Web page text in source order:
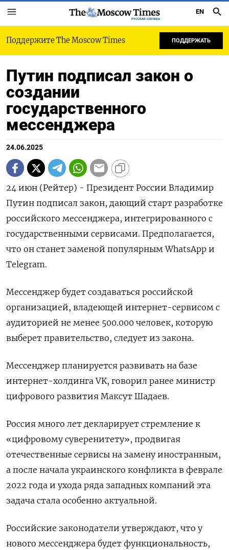
РУССКАЯ СЛУЖБА
EN
Поддержите The Moscow Times ПОДДЕРЖАТЬ
Путин подписал закон о
создании
государственного
мессенджера
24.06.2025
24 июн (Рейтер) - Президент России Владимир
Путин подписал закон, дающий старт разработке
российского мессенджера, интегрированного с
государственными сервисами. Предполагается,
что он станет заменой популярным WhatsApp и
Telegram.
Мессенджер будет создаваться российской
организацией, владеющей интернет-сервисом с
аудиторией не менее 500.000 человек, которую
выберет правительство, следует из закона.
Мессенджер планируется развивать на базе
интернет-холдинга VK, говорил ранее министр
цифрового развития Максут Шадаев.
Россия много лет декларирует стремление к
«цифровому суверенитету», продвигая
отечественные сервисы на замену иностранным,
а после начала украинского конфликта в феврале
2022 года и ухода ряда западных компаний эта
задача стала особенно актуальной.
Российские законодатели утверждают, что у
нового мессенджера будет функциональность,